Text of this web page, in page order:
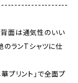
面は通気性のいい
のランTシャツに仕
プリント」で全面プ